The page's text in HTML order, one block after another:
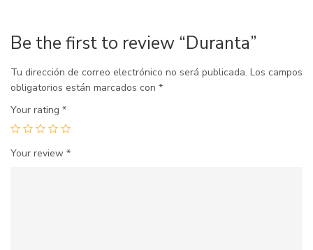
Be the first to review “Duranta”
Tu dirección de correo electrónico no será publicada. Los campos
obligatorios están marcados con *
Your rating *
Your review *